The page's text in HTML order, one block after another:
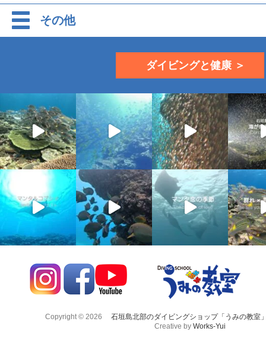
その他
ダイビングと健康 ＞
Copyright © 2026
石垣島北部のダイビングショップ「うみの教室
Creative by Works-Yui